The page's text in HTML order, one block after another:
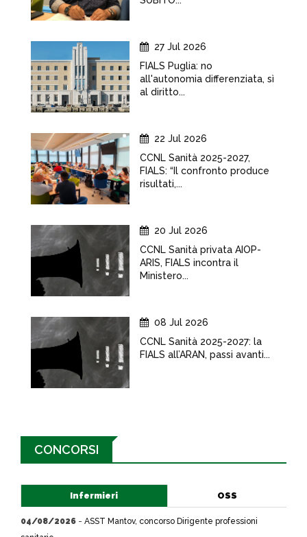
27 Jul 2026
FIALS Puglia: no
all'autonomia differenziata, sì
al diritto...
22 Jul 2026
CCNL Sanità 2025-2027,
FIALS: “Il confronto produce
risultati,...
20 Jul 2026
CCNL Sanità privata AIOP-
ARIS, FIALS incontra il
Ministero...
08 Jul 2026
CCNL Sanità 2025-2027: la
FIALS all’ARAN, passi avanti...
CONCORSI
Infermieri OSS
04/08/2026 - ASST Mantov, concorso Dirigente professioni